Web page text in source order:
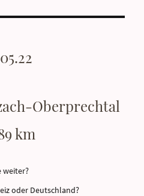
Oberprechtal
km
weiter?
oder Deutschland?